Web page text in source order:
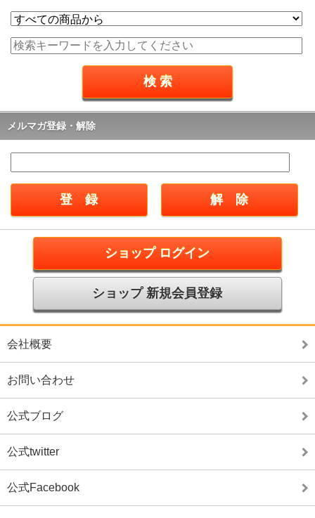
メルマガ登録・解除
ショップ ログイン
ショップ 新規会員登録
会社概要
お問い合わせ
公式ブログ
公式twitter
公式Facebook